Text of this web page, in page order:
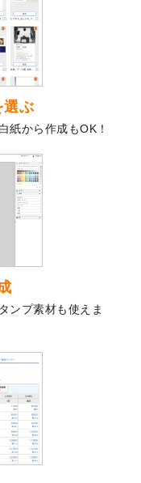
テンプレート
レンダーデザイン
たしました。
ザインテンプレー
レート
テンプレート
ザインテンプレート
ぼりが作成できるよ
成できるようになり
ートを追加しまし
選ぶ
紙から作成もOK！
ンプ素材も使えま